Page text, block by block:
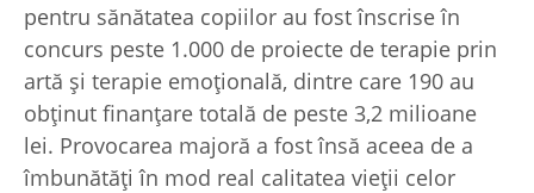
pentru sănătatea copiilor au fost înscrise în
concurs peste 1.000 de proiecte de terapie prin
artă și terapie emoțională, dintre care 190 au
obținut finanțare totală de peste 3,2 milioane
lei. Provocarea majoră a fost însă aceea de a
îmbunătăți în mod real calitatea vieții celor